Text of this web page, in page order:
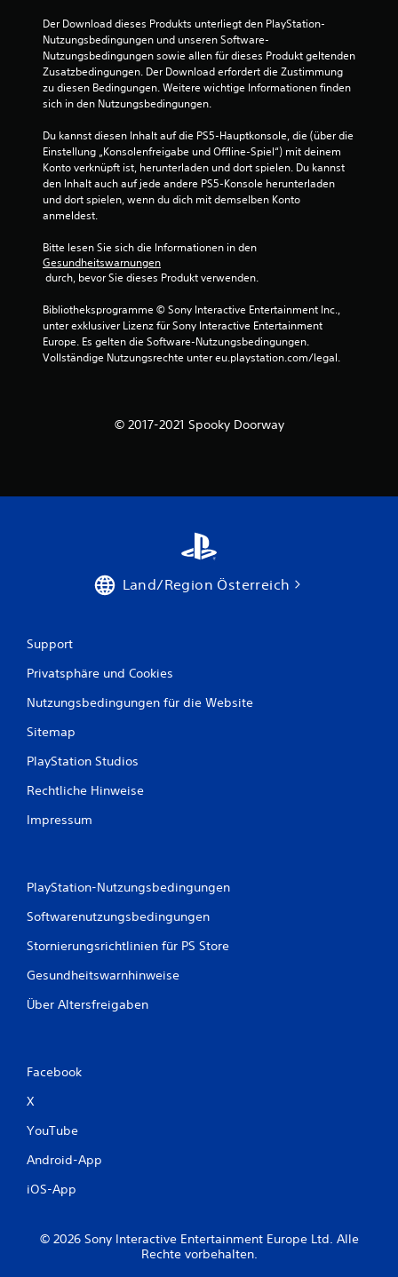
s
2
6
B
r
t
Der Download dieses Produkts unterliegt den PlayStation-
Nutzungsbedingungen und unseren Software-
Nutzungsbedingungen sowie allen für dieses Produkt geltenden
Zusatzbedingungen. Der Download erfordert die Zustimmung
zu diesen Bedingungen. Weitere wichtige Informationen finden
sich in den Nutzungsbedingungen.
Du kannst diesen Inhalt auf die PS5-Hauptkonsole, die (über die
Einstellung „Konsolenfreigabe und Offline-Spiel“) mit deinem
Konto verknüpft ist, herunterladen und dort spielen. Du kannst
den Inhalt auch auf jede andere PS5-Konsole herunterladen
und dort spielen, wenn du dich mit demselben Konto
anmeldest.
Bitte lesen Sie sich die Informationen in den
Gesundheitswarnungen
durch, bevor Sie dieses Produkt verwenden.
Bibliotheksprogramme © Sony Interactive Entertainment Inc.,
unter exklusiver Lizenz für Sony Interactive Entertainment
Europe. Es gelten die Software-Nutzungsbedingungen.
Vollständige Nutzungsrechte unter eu.playstation.com/legal.
© 2017-2021 Spooky Doorway
Land/Region Österreich
Support
Privatsphäre und Cookies
Nutzungsbedingungen für die Website
Sitemap
PlayStation Studios
Rechtliche Hinweise
Impressum
PlayStation-Nutzungsbedingungen
Softwarenutzungsbedingungen
Stornierungsrichtlinien für PS Store
Gesundheitswarnhinweise
Über Altersfreigaben
Facebook
X
YouTube
Android-App
iOS-App
© 2026 Sony Interactive Entertainment Europe Ltd. Alle
Rechte vorbehalten.